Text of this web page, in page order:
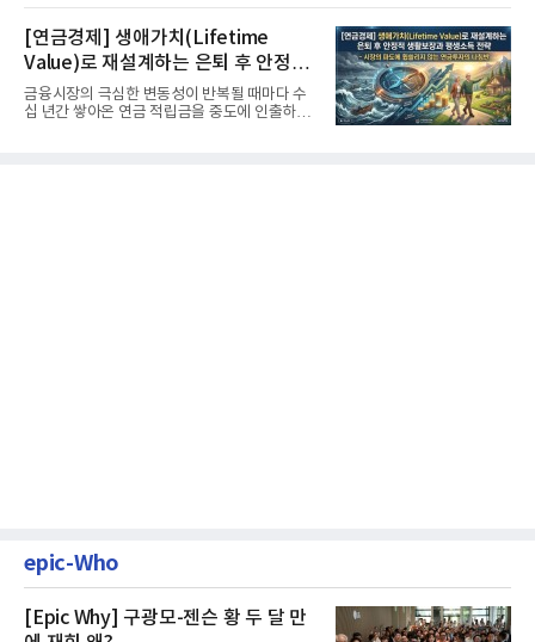
[연금경제] 생애가치(Lifetime
Value)로 재설계하는 은퇴 후 안정적
생활보장과 평생소득 전략
금융시장의 극심한 변동성이 반복될 때마다 수
십 년간 쌓아온 연금 적립금을 중도에 인출하거
epic-Who
[Epic Why] 구광모-젠슨 황 두 달 만